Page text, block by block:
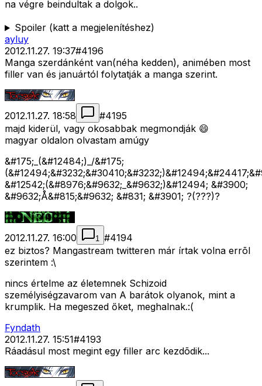
na végre beindultak a dolgok..
Spoiler (katt a megjelenítéshez)
ayluy
2012.11.27. 19:37#4196
Manga szerdánként van(néha kedden), animében most
filler van és januártól folytatják a manga szerint.
2012.11.27. 18:58 #4195
majd kiderül, vagy okosabbak megmondják 😄
magyar oldalon olvastam amúgy
&#175;_(&#12484;)_/&#175;
&#12542;(&#8976;&#9632;_&#9632;)&#12494; &#3900;
&#9632;Å&#815;&#9632; &#831; &#3901; ?(???)?
2012.11.27. 16:00 1 #4194
ez biztos? Mangastream twitteren már írtak volna errõl
szerintem :\
nincs értelme az életemnek Schizoid
személyiségzavarom van A barátok olyanok, mint a
krumplik. Ha megeszed őket, meghalnak.:(
Fyndath
2012.11.27. 15:51#4193
Ráadásul most megint egy filler arc kezdõdik...